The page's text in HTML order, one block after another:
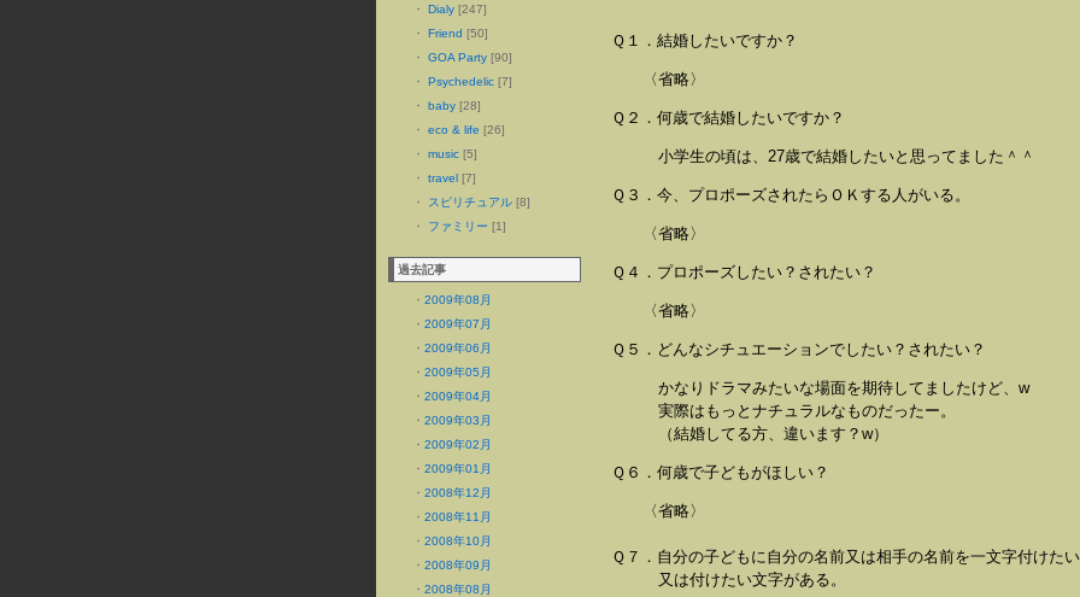
・
Dialy [247]
・
Friend [50]
・
GOA Party [90]
・
Psychedelic [7]
・
baby [28]
・
eco & life [26]
・
music [5]
・
travel [7]
・
スピリチュアル [8]
・
ファミリー [1]
過去記事
・ 2009年08月
・ 2009年07月
・ 2009年06月
・ 2009年05月
・ 2009年04月
・ 2009年03月
・ 2009年02月
・ 2009年01月
・ 2008年12月
・ 2008年11月
・ 2008年10月
・ 2008年09月
・ 2008年08月
Ｑ１．結婚したいですか？
〈省略〉
Ｑ２．何歳で結婚したいですか？
小学生の頃は、27歳で結婚したいと思ってました＾＾
Ｑ３．今、プロポーズされたらＯＫする人がいる。
〈省略〉
Ｑ４．プロポーズしたい？されたい？
〈省略〉
Ｑ５．どんなシチュエーションでしたい？されたい？
かなりドラマみたいな場面を期待してましたけど、w
実際はもっとナチュラルなものだったー。
（結婚してる方、違います？w）
Ｑ６．何歳で子どもがほしい？
〈省略〉
Ｑ７．自分の子どもに自分の名前又は相手の名前を一文字付けた
又は付けたい文字がある。